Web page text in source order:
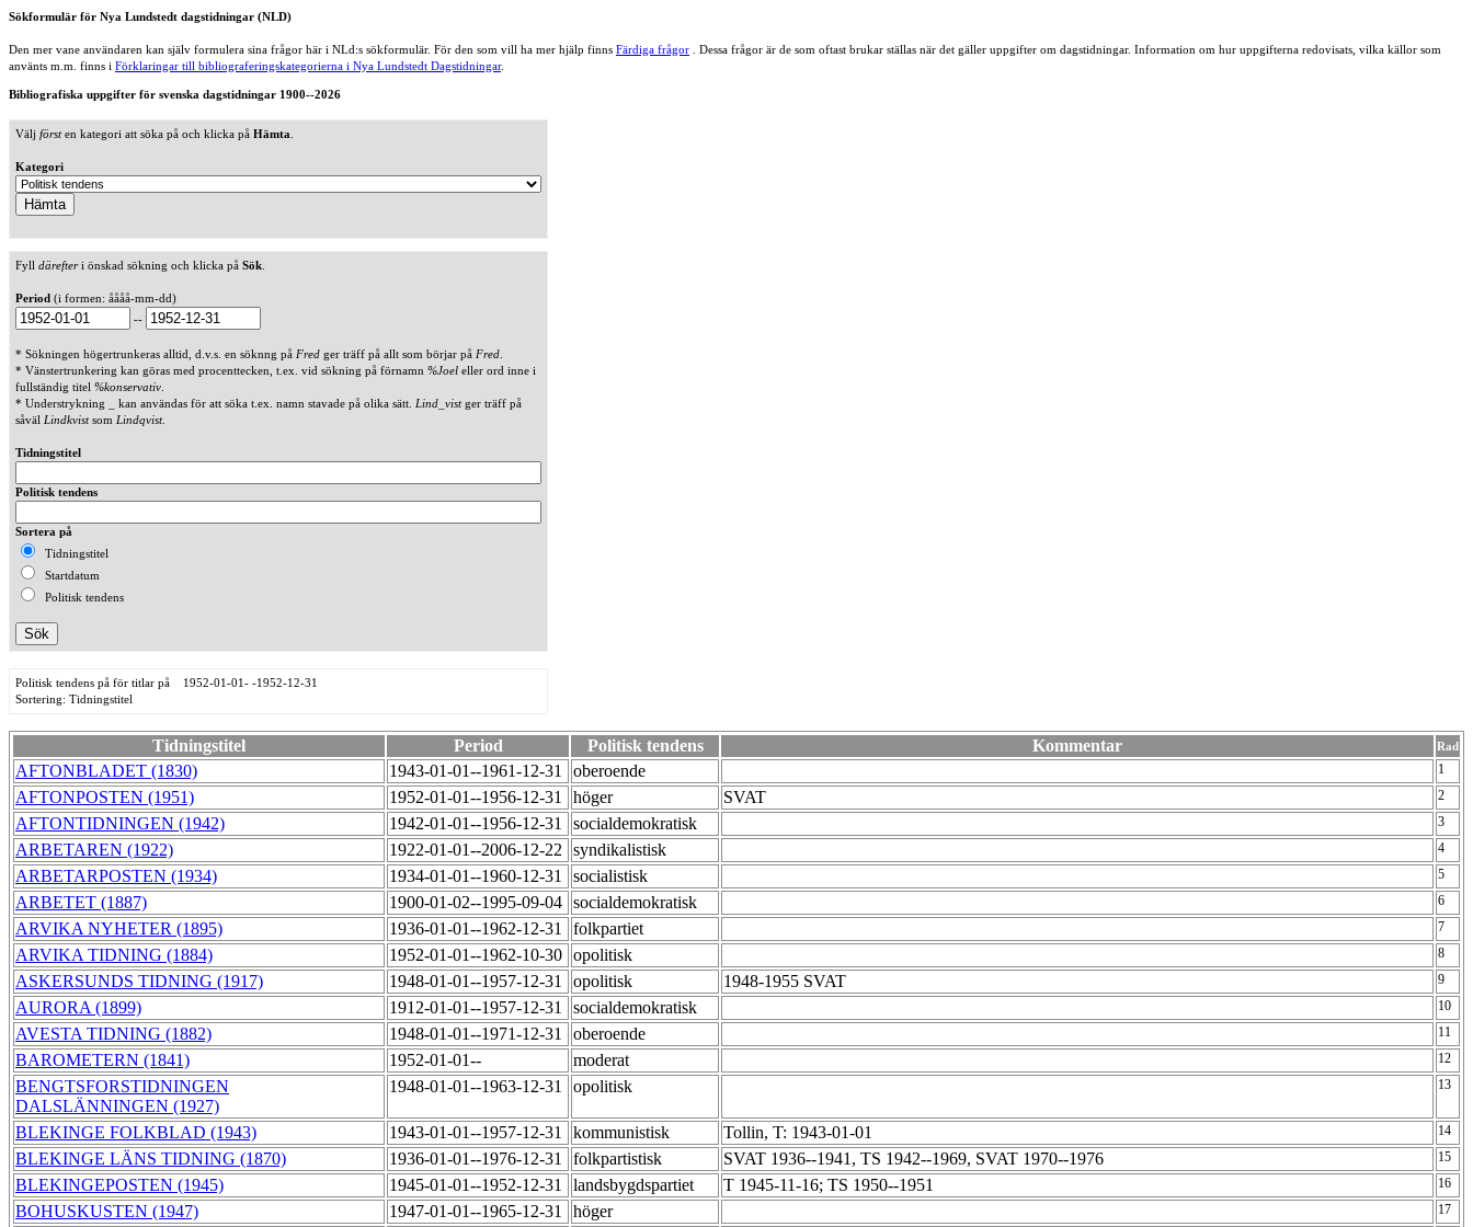
Sökformulär för Nya Lundstedt dagstidningar (NLD)
Den mer vane användaren kan själv formulera sina frågor här i NLd:s sökformulär. För den som vill ha mer hjälp finns Färdiga frågor . Dessa frågor är de som oftast brukar ställas när det gäller uppgifter om dagstidningar. Information om hur uppgifterna redovisats, vilka källor som
använts m.m. finns i Förklaringar till bibliograferingskategorierna i Nya Lundstedt Dagstidningar.
Bibliografiska uppgifter för svenska dagstidningar 1900--2026
Välj försten kategori att söka på och klicka på Hämta
Kategori
Fyll därefteri önskad sökning och klicka på Sök
Period (i formen: åååå-mm-dd)
--
* Sökningen högertrunkeras alltid, d.v.s. en söknng på Fred ger träff på allt som börjar på Fred
* Vänstertrunkering kan göras med procenttecken, t.ex. vid sökning på förnamn %Joel eller ord inne i
fullständig titel %konservativ
* Understrykning _ kan användas för att söka t.ex. namn stavade på olika sätt. Lind_vistger träff på
såväl Lindkvistsom Lindqvist.
Tidningstitel
Politisk tendens
Sortera på
Tidningstitel
Startdatum
Politisk tendens
Politisk tendens på för titlar på 1952-01-01- -1952-12-31
Sortering: Tidningstitel
Tidningstitel Period Politisk tendens Kommentar Rad
AFTONBLADET (1830) 1943-01-01--1961-12-31 oberoende 1
AFTONPOSTEN (1951) 1952-01-01--1956-12-31 höger SVAT 2
AFTONTIDNINGEN (1942) 1942-01-01--1956-12-31 socialdemokratisk 3
ARBETAREN (1922) 1922-01-01--2006-12-22 syndikalistisk 4
ARBETARPOSTEN (1934) 1934-01-01--1960-12-31 socialistisk 5
ARBETET (1887) 1900-01-02--1995-09-04 socialdemokratisk 6
ARVIKA NYHETER (1895) 1936-01-01--1962-12-31 folkpartiet 7
ARVIKA TIDNING (1884) 1952-01-01--1962-10-30 opolitisk 8
ASKERSUNDS TIDNING (1917) 1948-01-01--1957-12-31 opolitisk 1948-1955 SVAT 9
AURORA (1899) 1912-01-01--1957-12-31 socialdemokratisk 10
AVESTA TIDNING (1882) 1948-01-01--1971-12-31 oberoende 11
BAROMETERN (1841) 1952-01-01-- moderat 12
BENGTSFORSTIDNINGEN
DALSLÄNNINGEN (1927)
1948-01-01--1963-12-31 opolitisk 13
BLEKINGE FOLKBLAD (1943) 1943-01-01--1957-12-31 kommunistisk Tollin, T: 1943-01-01 14
BLEKINGE LÄNS TIDNING (1870) 1936-01-01--1976-12-31 folkpartistisk SVAT 1936--1941, TS 1942--1969, SVAT 1970--1976 15
BLEKINGEPOSTEN (1945) 1945-01-01--1952-12-31 landsbygdspartiet T 1945-11-16; TS 1950--1951 16
BOHUSKUSTEN (1947) 1947-01-01--1965-12-31 höger 17